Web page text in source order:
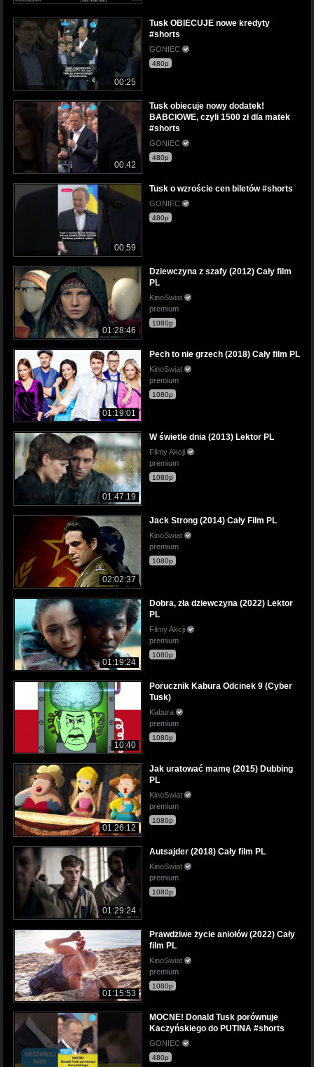
00:25
Tusk OBIECUJE nowe kredyty
#shorts
GONIEC
480p
00:42
Tusk obiecuje nowy dodatek!
BABCIOWE, czyli 1500 zł dla matek
#shorts
GONIEC
480p
00:59
Tusk o wzroście cen biletów #shorts
GONIEC
480p
01:28:46
Dziewczyna z szafy (2012) Cały film
PL
KinoSwiat
premium
1080p
01:19:01
Pech to nie grzech (2018) Cały film PL
KinoSwiat
premium
1080p
01:47:19
W świetle dnia (2013) Lektor PL
Filmy Akcji
premium
1080p
02:02:37
Jack Strong (2014) Cały Film PL
KinoSwiat
premium
1080p
01:19:24
Dobra, zła dziewczyna (2022) Lektor
PL
Filmy Akcji
premium
1080p
10:40
Porucznik Kabura Odcinek 9 (Cyber
Tusk)
Kabura
premium
1080p
01:26:12
Jak uratować mamę (2015) Dubbing
PL
KinoSwiat
premium
1080p
01:29:24
Autsajder (2018) Cały film PL
KinoSwiat
premium
1080p
01:15:53
Prawdziwe życie aniołów (2022) Cały
film PL
KinoSwiat
premium
1080p
MOCNE! Donald Tusk porównuje
Kaczyńskiego do PUTINA #shorts
GONIEC
480p